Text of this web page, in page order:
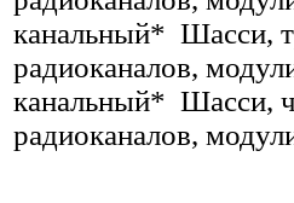
канальный* Шасси,
радиоканалов,
канальный* Шасси,
радиоканалов,